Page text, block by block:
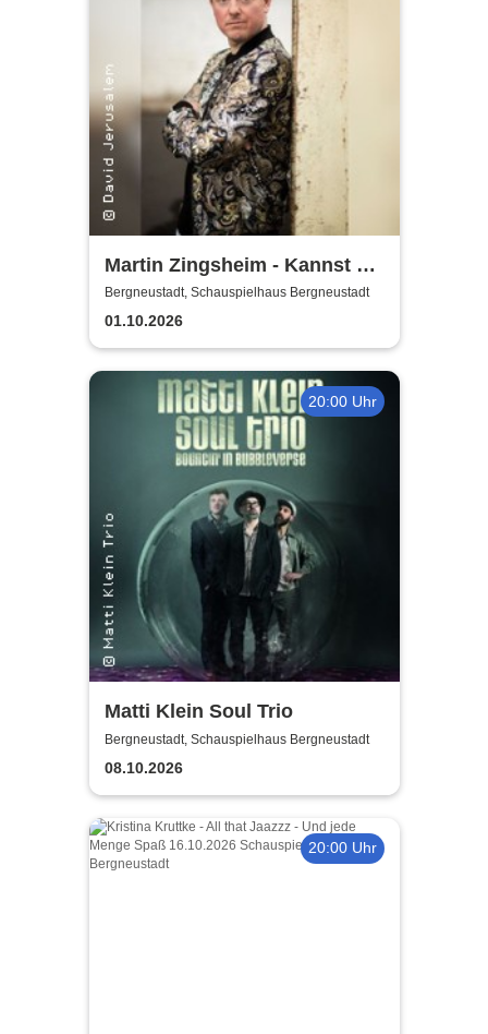
Martin Zingsheim - Kannst Du
Dir Nicht Ausdenken
Bergneustadt, Schauspielhaus Bergneustadt
01.10.2026
20:00 Uhr
Matti Klein Soul Trio
Bergneustadt, Schauspielhaus Bergneustadt
08.10.2026
20:00 Uhr